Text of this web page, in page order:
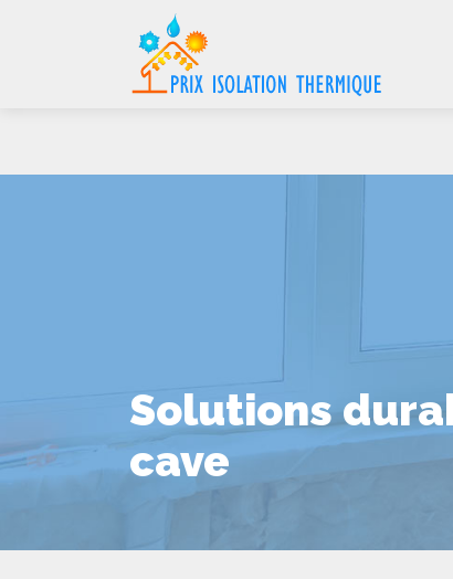
Solutions
cave